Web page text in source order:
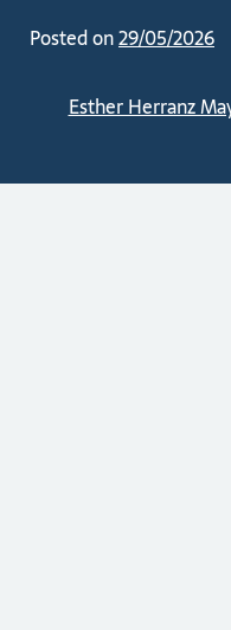
Posted on29/05/2026
Esther Herranz